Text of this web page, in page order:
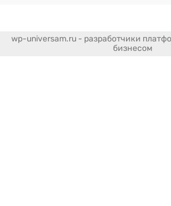
wp-universam.ru - разработчики
бизнесом